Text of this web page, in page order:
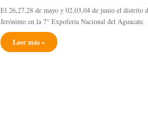
El 26,27,28 de mayo y 02,03,04 de junio el distrito
Jerónimo en la 7° Expoferia Nacional del
Leer más »